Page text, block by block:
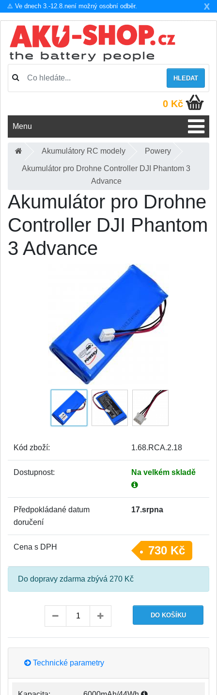
X
⚠️ Ve dnech 3.-12.8.není možný osobní odběr.
HLEDAT
0 Kč
Menu
Akumulátory RC modely Powery
Akumulátor pro Drohne Controller DJI Phantom 3
Advance
Akumulátor pro Drohne
Controller DJI Phantom
3 Advance
Kód zboží: 1.68.RCA.2.18
Dostupnost: Na velkém skladě
Předpokládané datum
doručení
17.srpna
Cena s DPH 730 Kč
Do dopravy zdarma zbývá 270 Kč
Technické parametry